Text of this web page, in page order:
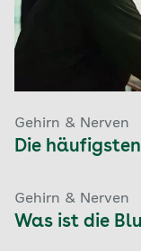
Gehirn & Nerven
Die
Gehirn & Nerven
Was ist die